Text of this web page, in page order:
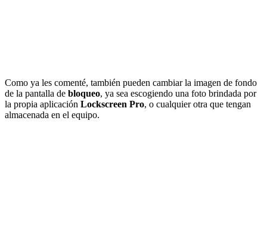
Como ya les comenté, también pueden cambiar la imagen de fondo
de la pantalla de bloqueo, ya sea escogiendo una foto brindada por
la propia aplicación Lockscreen Pro, o cualquier otra que tengan
almacenada en el equipo.